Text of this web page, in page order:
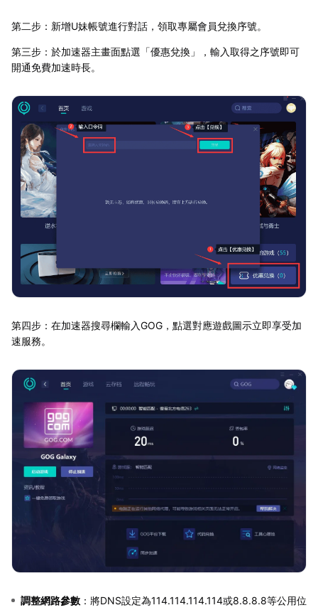
第二步：新增U妹帳號進行對話，領取專屬會員兌換序號。
第三步：於加速器主畫面點選「優惠兌換」，輸入取得之序號即可
開通免費加速時長。
第四步：在加速器搜尋欄輸入GOG，點選對應遊戲圖示立即享受加
速服務。
調整網路參數 ：將DNS設定為114.114.114.114或8.8.8.8等公用位